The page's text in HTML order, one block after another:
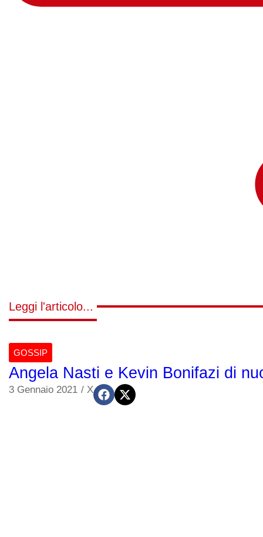
Leggi l'articolo...
GOSSIP
Angela Nasti e Kevin Bonifazi di
3 Gennaio 2021 / X